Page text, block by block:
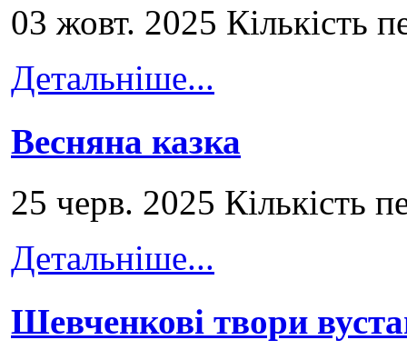
03 жовт. 2025 Кількість
Детальніше...
Весняна казка
25 черв. 2025 Кількість
Детальніше...
Шевченкові твори